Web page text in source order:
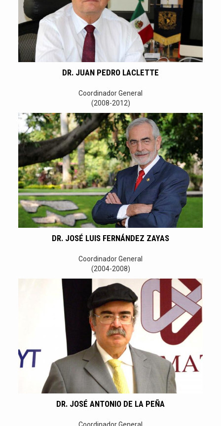
DR. JUAN PEDRO LACLETTE
Coordinador General
(2008-2012)
DR. JOSÉ LUIS FERNÁNDEZ ZAYAS
Coordinador General
(2004-2008)
DR. JOSÉ ANTONIO DE LA PEÑA